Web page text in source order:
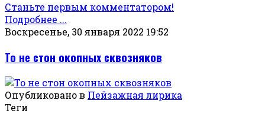
Станьте первым комментатором!
Подробнее ...
Воскресенье, 30 января 2022 19:52
То не стон окопных сквозняков
Опубликовано в Пейзажная лирика
Теги